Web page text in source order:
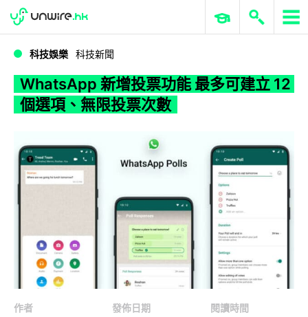
WWDC 2026 ERP 與商業 AI
科技娛樂 科技新聞
WhatsApp 新增投票功能 最多可建立 12
個選項、無限投票次數
作者
發佈日期
閱讀時間